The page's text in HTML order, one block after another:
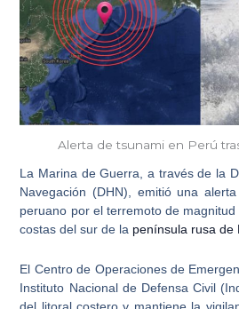
Alerta de tsunami en Perú
La Marina de Guerra, a través de la
Navegación (DHN), emitió una
peruano por el terremoto de magnitud
costas del sur de la península rusa de
El Centro de Operaciones de
Instituto Nacional de Defensa Civil